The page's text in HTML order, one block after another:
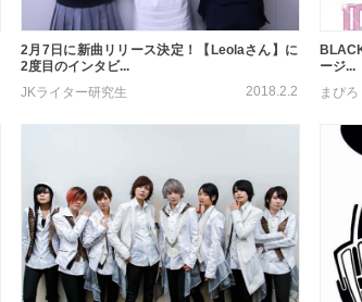
2月7日に新曲リリース決定！【Leolaさん】に
2度目のインタビ...
JKライター研究生
2018.2.2
ージ...
まぴろ